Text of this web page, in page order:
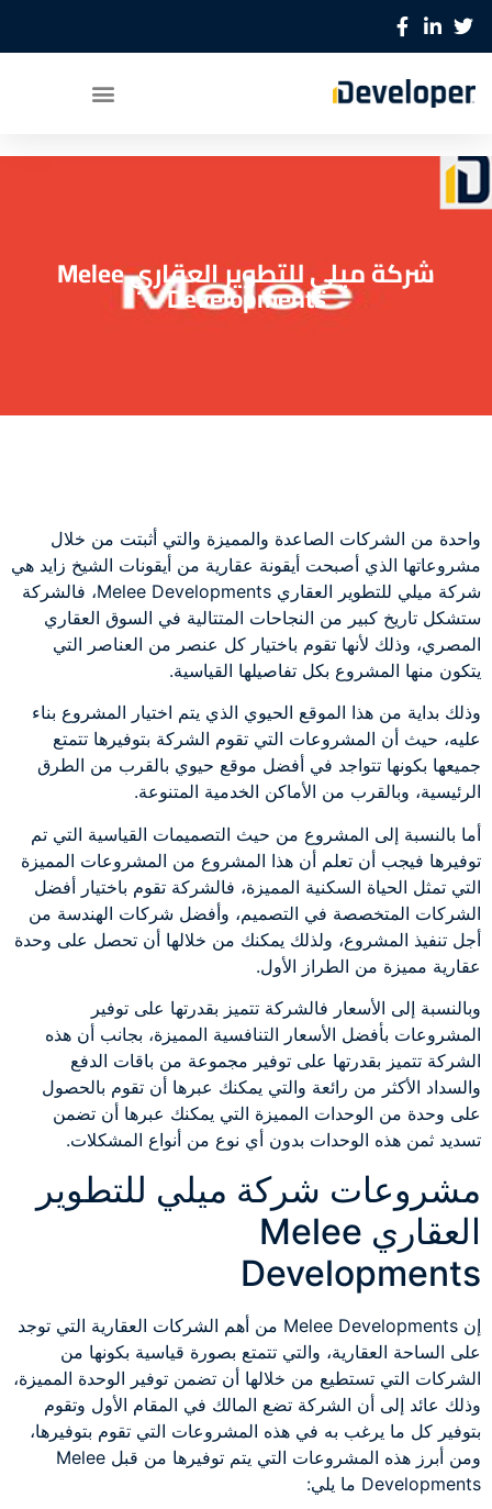
شركة ميلي للتطوير العقاري Melee
Developments
واحدة من الشركات الصاعدة والمميزة والتي أثبتت من خلال
مشروعاتها الذي أصبحت أيقونة عقارية من أيقونات الشيخ زايد هي
شركة ميلي للتطوير العقاري Melee Developments، فالشركة
ستشكل تاريخ كبير من النجاحات المتتالية في السوق العقاري
المصري، وذلك لأنها تقوم باختيار كل عنصر من العناصر التي
يتكون منها المشروع بكل تفاصيلها القياسية.
وذلك بداية من هذا الموقع الحيوي الذي يتم اختيار المشروع بناء
عليه، حيث أن المشروعات التي تقوم الشركة بتوفيرها تتمتع
جميعها بكونها تتواجد في أفضل موقع حيوي بالقرب من الطرق
الرئيسية، وبالقرب من الأماكن الخدمية المتنوعة.
أما بالنسبة إلى المشروع من حيث التصميمات القياسية التي تم
توفيرها فيجب أن تعلم أن هذا المشروع من المشروعات المميزة
التي تمثل الحياة السكنية المميزة، فالشركة تقوم باختيار أفضل
الشركات المتخصصة في التصميم، وأفضل شركات الهندسة من
أجل تنفيذ المشروع، ولذلك يمكنك من خلالها أن تحصل على وحدة
عقارية مميزة من الطراز الأول.
وبالنسبة إلى الأسعار فالشركة تتميز بقدرتها على توفير
المشروعات بأفضل الأسعار التنافسية المميزة، بجانب أن هذه
الشركة تتميز بقدرتها على توفير مجموعة من باقات الدفع
والسداد الأكثر من رائعة والتي يمكنك عبرها أن تقوم بالحصول
على وحدة من الوحدات المميزة التي يمكنك عبرها أن تضمن
تسديد ثمن هذه الوحدات بدون أي نوع من أنواع المشكلات.
مشروعات شركة ميلي للتطوير
العقاري Melee
Developments
إن Melee Developments من أهم الشركات العقارية التي توجد
على الساحة العقارية، والتي تتمتع بصورة قياسية بكونها من
الشركات التي تستطيع من خلالها أن تضمن توفير الوحدة المميزة،
وذلك عائد إلى أن الشركة تضع المالك في المقام الأول وتقوم
بتوفير كل ما يرغب به في هذه المشروعات التي تقوم بتوفيرها،
ومن أبرز هذه المشروعات التي يتم توفيرها من قبل Melee
Developments ما يلي: